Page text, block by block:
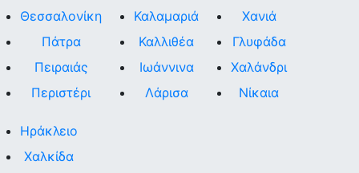
Θεσσαλονίκη
Πάτρα
Πειραιάς
Περιστέρι
Καλαμαριά
Καλλιθέα
Ιωάννινα
Λάρισα
Χανιά
Γλυφάδα
Χαλάνδρι
Νίκαια
Ηράκλειο
Χαλκίδα